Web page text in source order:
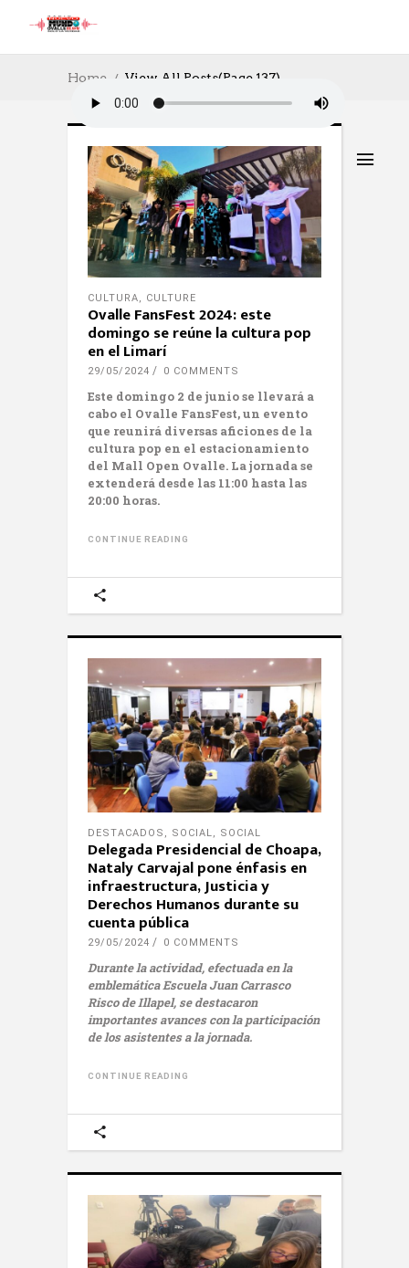
Home View All Posts(Page 137)
CULTURA, CULTURE
Ovalle FansFest 2024: este
domingo se reúne la cultura pop
en el Limarí
29/05/2024 0 COMMENTS
Este domingo 2 de junio se llevará a
cabo el Ovalle FansFest, un evento
que reunirá diversas aficiones de la
cultura pop en el estacionamiento
del Mall Open Ovalle. La jornada se
extenderá desde las 11:00 hasta las
20:00 horas.
CONTINUE READING
DESTACADOS , SOCIAL, SOCIAL
Delegada Presidencial de Choapa,
Nataly Carvajal pone énfasis en
infraestructura, Justicia y
Derechos Humanos durante su
cuenta pública
29/05/2024 0 COMMENTS
Durante la actividad, efectuada en la
emblemática Escuela Juan Carrasco
Risco de Illapel, se destacaron
importantes avances con la participación
de los asistentes a la jornada.
CONTINUE READING